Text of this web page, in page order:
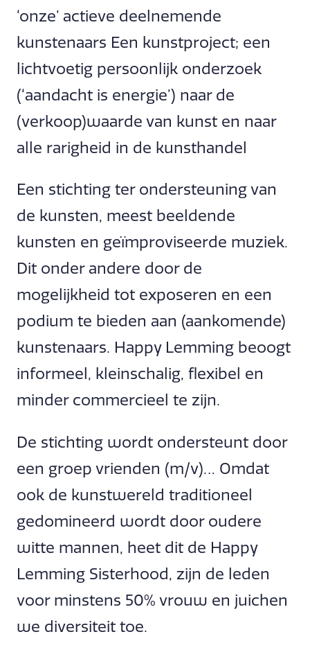
‘onze’ actieve deelnemende
kunstenaars Een kunstproject; een
lichtvoetig persoonlijk onderzoek
(‘aandacht is energie’) naar de
(verkoop)waarde van kunst en naar
alle rarigheid in de kunsthandel
Een stichting ter ondersteuning van
de kunsten, meest beeldende
kunsten en geïmproviseerde muziek.
Dit onder andere door de
mogelijkheid tot exposeren en een
podium te bieden aan (aankomende)
kunstenaars. Happy Lemming beoogt
informeel, kleinschalig, flexibel en
minder commercieel te zijn.
De stichting wordt ondersteunt door
een groep vrienden (m/v)… Omdat
ook de kunstwereld traditioneel
gedomineerd wordt door oudere
witte mannen, heet dit de Happy
Lemming Sisterhood, zijn de leden
voor minstens 50% vrouw en juichen
we diversiteit toe.